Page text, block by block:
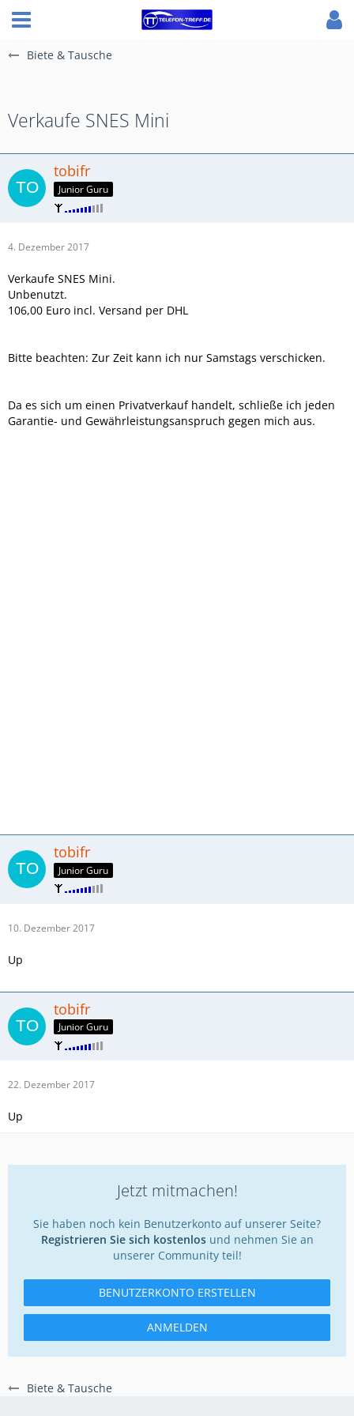
Biete & Tausche
Biete & Tausche
Verkaufe SNES Mini
tobifr
Junior Guru
4. Dezember 2017
Verkaufe SNES Mini.
Unbenutzt.
106,00 Euro incl. Versand per DHL
Bitte beachten: Zur Zeit kann ich nur Samstags verschicken.
Da es sich um einen Privatverkauf handelt, schließe ich jeden
Garantie- und Gewährleistungsanspruch gegen mich aus.
tobifr
Junior Guru
10. Dezember 2017
Up
tobifr
Junior Guru
22. Dezember 2017
Up
Jetzt mitmachen!
Sie haben noch kein Benutzerkonto auf unserer Seite?
Registrieren Sie sich kostenlosund nehmen Sie an
unserer Community teil!
BENUTZERKONTO ERSTELLEN
ANMELDEN